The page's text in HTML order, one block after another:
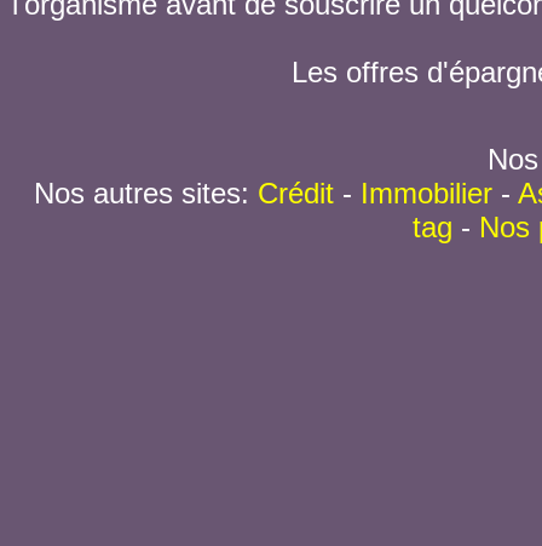
Les offres
Nos autres sites: Crédit- Immobilier-
tag - Nos